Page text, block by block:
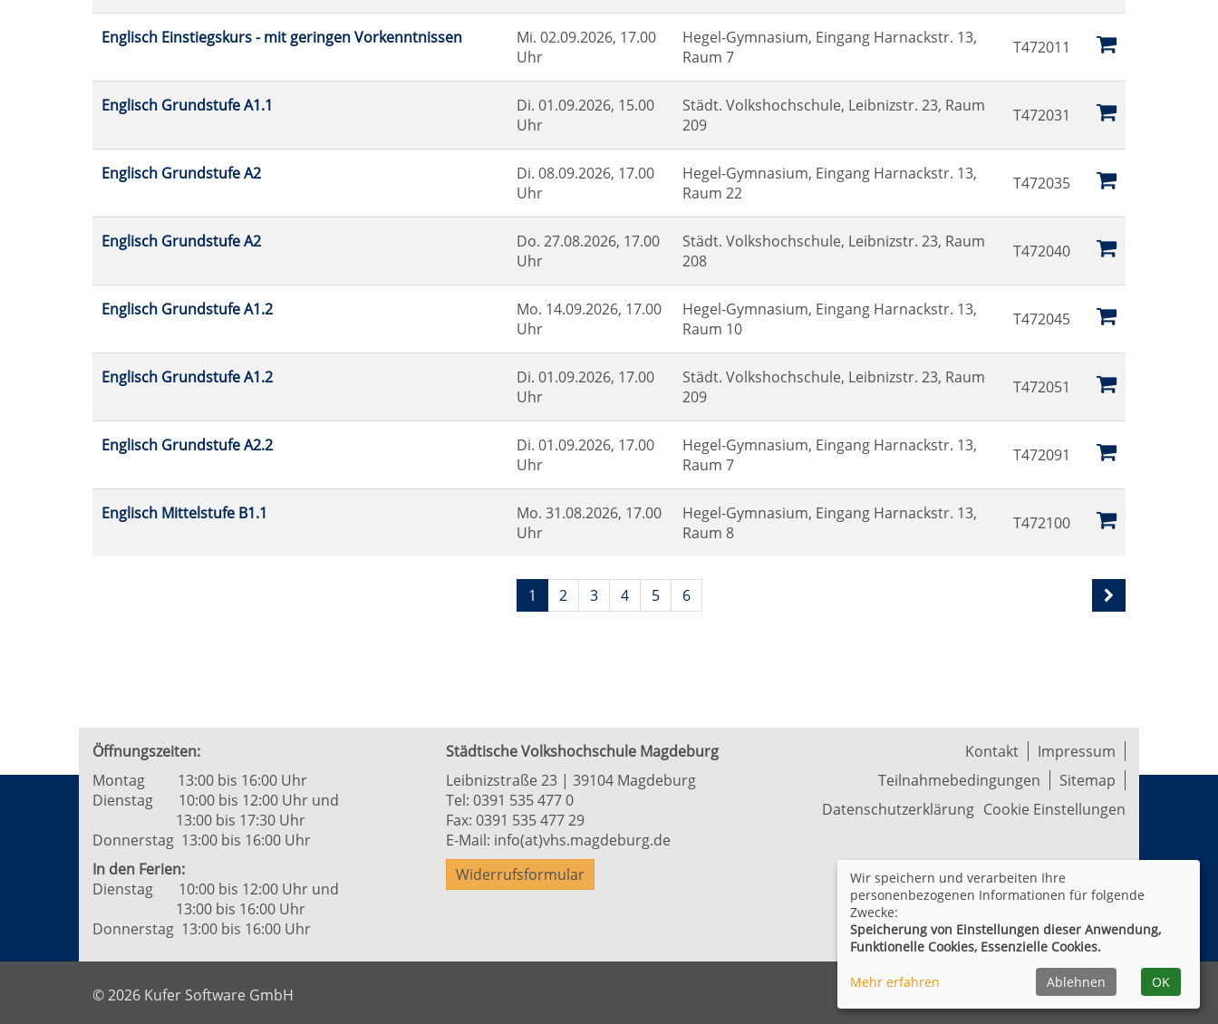
Englisch Einstiegskurs - mit geringen Vorkenntnissen Mi. 02.09.2026, 17.00
Uhr
Hegel-Gymnasium, Eingang Harnackstr. 13,
Raum 7
T472011
Englisch Grundstufe A1.1 Di. 01.09.2026, 15.00
Uhr
Städt. Volkshochschule, Leibnizstr. 23, Raum
209
T472031
Englisch Grundstufe A2 Di. 08.09.2026, 17.00
Uhr
Hegel-Gymnasium, Eingang Harnackstr. 13,
Raum 22
T472035
Englisch Grundstufe A2 Do. 27.08.2026, 17.00
Uhr
Städt. Volkshochschule, Leibnizstr. 23, Raum
208
T472040
Englisch Grundstufe A1.2 Mo. 14.09.2026, 17.00
Uhr
Hegel-Gymnasium, Eingang Harnackstr. 13,
Raum 10
T472045
Englisch Grundstufe A1.2 Di. 01.09.2026, 17.00
Uhr
Städt. Volkshochschule, Leibnizstr. 23, Raum
209
T472051
Englisch Grundstufe A2.2 Di. 01.09.2026, 17.00
Uhr
Hegel-Gymnasium, Eingang Harnackstr. 13,
Raum 7
T472091
Englisch Mittelstufe B1.1 Mo. 31.08.2026, 17.00
Uhr
Hegel-Gymnasium, Eingang Harnackstr. 13,
Raum 8
T472100
Seiten
blättern
1 2 3 4 5 6
Öffnungszeiten:
Montag 13:00 bis 16:00 Uhr
Dienstag 10:00 bis 12:00 Uhr und
13:00 bis 17:30 Uhr
Donnerstag 13:00 bis 16:00 Uhr
In den Ferien:
Dienstag 10:00 bis 12:00 Uhr und
13:00 bis 16:00 Uhr
Donnerstag 13:00 bis 16:00 Uhr
Städtische Volkshochschule Magdeburg
Leibnizstraße 23 | 39104 Magdeburg
Tel: 0391 535 477 0
Fax: 0391 535 477 29
E-Mail: info(at)vhs.magdeburg.de
Widerrufsformular
Kontakt
Impressum
Teilnahmebedingungen
Sitemap
Datenschutzerklärung Cookie Einstellungen
© 2026 Kufer Software GmbH
Wir speichern und verarbeiten Ihre
personenbezogenen Informationen für folgende
Zwecke:
Speicherung von Einstellungen dieser Anwendung,
Funktionelle Cookies, Essenzielle Cookies.
Mehr erfahren Ablehnen OK